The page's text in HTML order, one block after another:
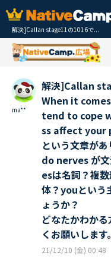
解決]Callan stage11の1016で...
ma**
解決]Callan
When it
tend to cope
ss affect your
という文章があ
do nerves が
esは名詞？複
体？youという
ょうか？
どなたかわか
くお願いします。
21/12/10 (金) 00:48